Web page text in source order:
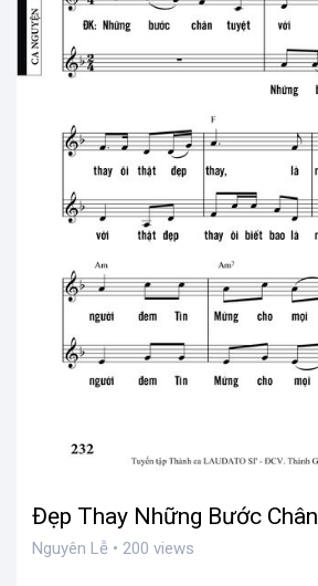
Đẹp Thay Những Bước Chân
Nguyên Lễ • 200 views